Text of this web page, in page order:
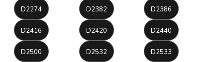
D2274 D2382 D2386
D2416 D2420 D2440
D2500 D2532 D2533